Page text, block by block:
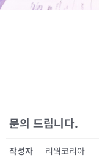
문의 드립니다.
작성자
리웍코리아